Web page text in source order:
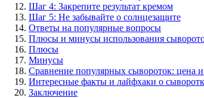
Шаг 4: Закрепите результат кремом
Шаг 5: Не забывайте о солнцезащите
Ответы на популярные вопросы
Плюсы и минусы использования
Плюсы
Минусы
Сравнение популярных сывороток: цена
Интересные факты и лайфхаки о
Заключение